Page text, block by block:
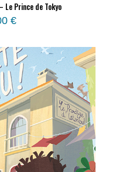
Le Prince de Tokyo
€